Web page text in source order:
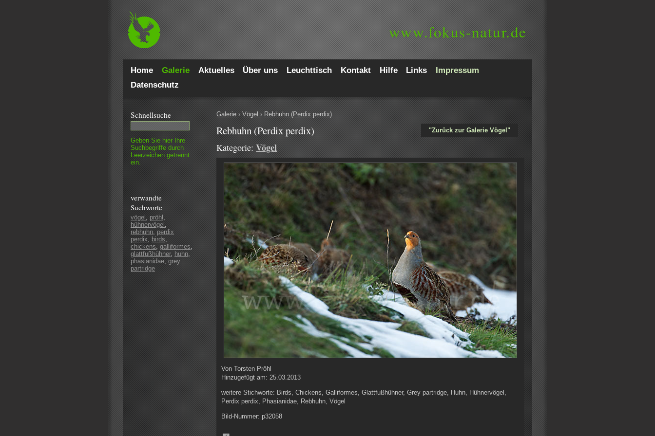
www.fokus-natur.de
Home Galerie Aktuelles Über uns Leuchttisch Kontakt Hilfe Links
Impressum
Datenschutz
Schnell­suche
Geben Sie hier Ihre
Such­begriffe durch
Leer­zeichen getrennt
ein.
verwandte
Suchworte
vögel , pröhl ,
hühnervögel ,
rebhuhn, perdix
perdix, birds,
chickens, galliformes,
glattfußhühner, huhn,
phasianidae, grey
partridge
Galerie›Vögel› Rebhuhn (Perdix perdix)
"Zurück zur Galerie Vögel"
Rebhuhn (Perdix perdix)
Kategorie:Vögel
VonTorsten Pröhl
Hinzugefügt am:25.03.2013
weitere Stichworte: Birds, Chickens, Galliformes, Glattfußhühner, Grey partridge, Huhn, Hühnervögel,
Perdix perdix, Phasianidae, Rebhuhn, Vögel
Bild-Nummer: p32058